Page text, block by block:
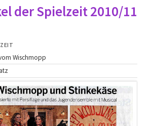
der Spielzeit 2010/11
Wischmopp